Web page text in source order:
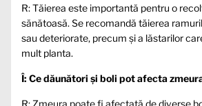
R: Tăierea este importantă pentru o
sănătoasă. Se recomandă tăierea
sau deteriorate, precum și a lăstarilor
mult planta.
Î: Ce dăunători și boli pot afecta
R: Zmeura poate fi afectată de diverse